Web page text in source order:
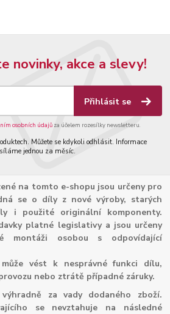
novinky, akce a slevy!
Přihlásit se
osobních údajůza účelem rozesílky newsletteru.
Můžete se kdykoli odhlásit. Informace
jednou za měsíc.
na tomto e-shopu jsou určeny pro
se o díly z nové výroby, starých
i použité originální komponenty.
platné legislativy a jsou určeny
montáži osobou s odpovídající
vést k nesprávné funkci dílu,
nebo ztrátě případné záruky.
za vady dodaného zboží.
se nevztahuje na následné